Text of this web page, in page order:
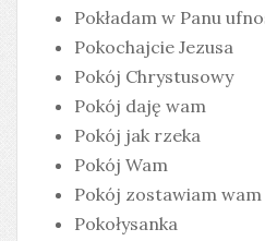
Pokładam w Panu
Pokochajcie Jezusa
Pokój Chrystusowy
Pokój daję wam
Pokój jak rzeka
Pokój Wam
Pokój zostawiam wam
Pokołysanka